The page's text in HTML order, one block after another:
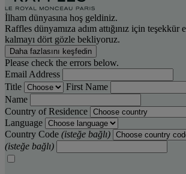
İlham dünyasına hoş geldiniz.
Raffles dünyamıza adım attığınız için teşekkür
kalmayı dört gözle bekliyoruz.
Daha fazlasını keşfedin
Please check the errors below.
Email Address
Title
First Name
Name
Country of Residence
Language
Country Code (isteğe bağlı)
(isteğe bağlı)